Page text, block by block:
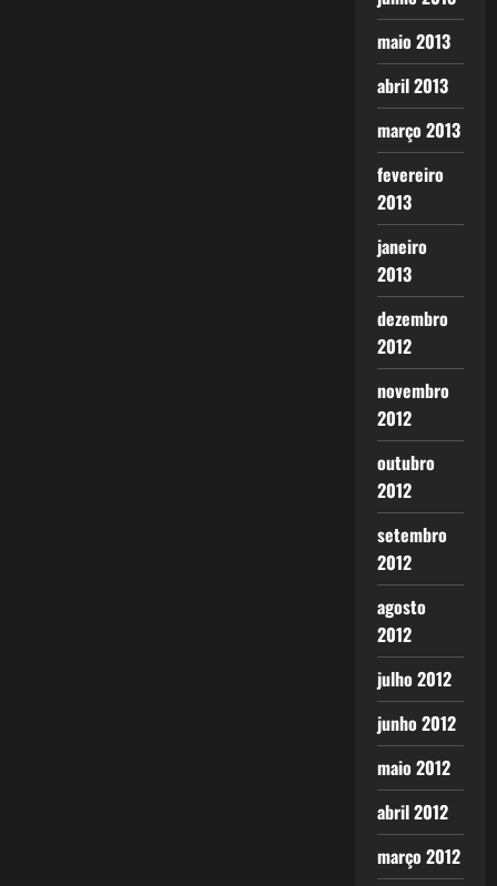
maio 2013
abril 2013
março 2013
fevereiro
2013
janeiro
2013
dezembro
2012
novembro
2012
outubro
2012
setembro
2012
agosto
2012
julho 2012
junho 2012
maio 2012
abril 2012
março 2012